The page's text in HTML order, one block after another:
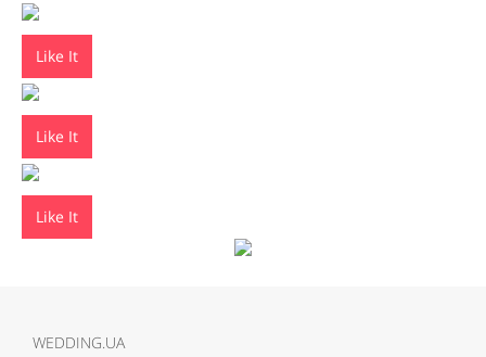
Like It
Like It
Like It
WEDDING.UA